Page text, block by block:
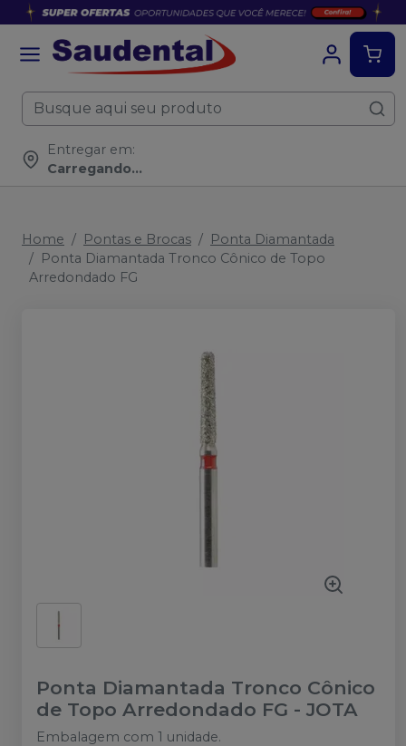
Entregar em:
Carregando...
Home Pontas e Brocas
Ponta Diamantada
Ponta Diamantada Tronco Cônico de Topo
Arredondado FG
Ponta Diamantada Tronco Cônico
de Topo Arredondado FG - JOTA
Embalagem com 1 unidade.